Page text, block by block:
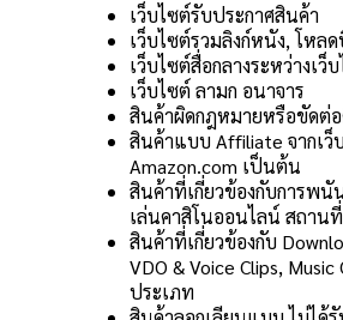
เว็บไซต์รับประกาศสินค้า
เว็บไซต์รวมลิงก์หนัง, โหล
เว็บไซต์สื่อกลางระหว่างเว็
เว็บไซต์ ลามก อนาจาร
สินค้าผิดกฎหมายหรือขัดต่
สินค้าแบบ Affiliate จากเ
Amazon.com เป็นต้น
สินค้าที่เกี่ยวข้องกับการพนั
เล่นคาสิโนออนไลน์ สถา
สินค้าที่เกี่ยวข้องกับ
VDO & Voice Clips,
ประเภท